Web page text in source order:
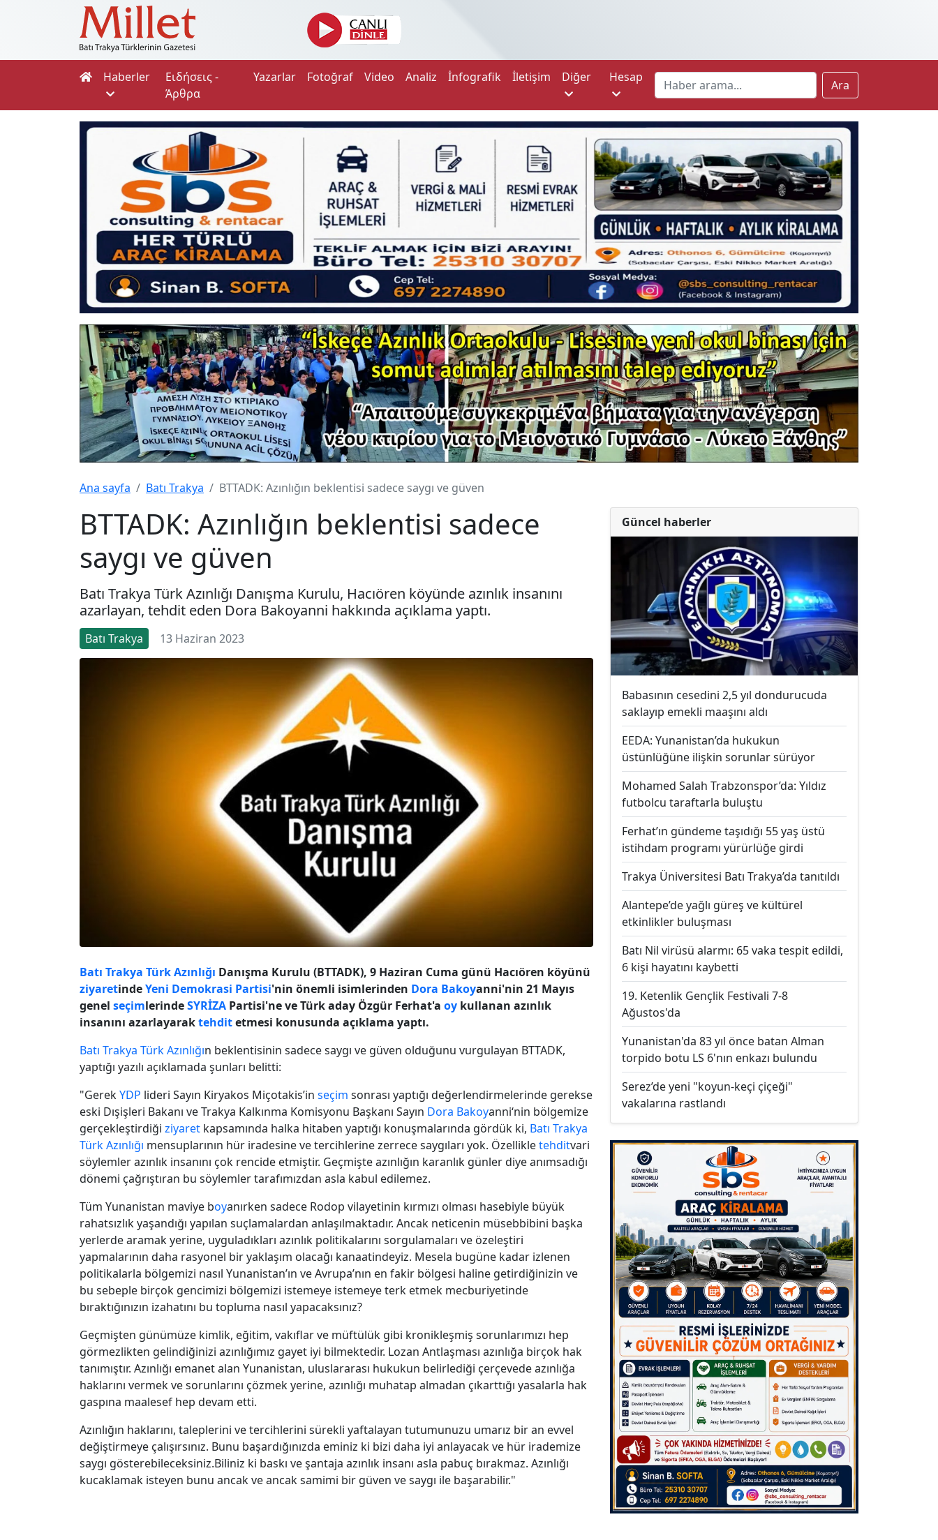
Haberler
Ειδήσεις -
Άρθρα
Yazarlar Fotoğraf Video Analiz İnfografik İletişim Diğer Hesap
Ara
Ana sayfa Batı Trakya BTTADK: Azınlığın beklentisi sadece saygı ve güven
BTTADK: Azınlığın beklentisi sadece
saygı ve güven
Batı Trakya Türk Azınlığı Danışma Kurulu, Hacıören köyünde azınlık insanını
azarlayan, tehdit eden Dora Bakoyanni hakkında açıklama yaptı.
Batı Trakya 13 Haziran 2023
Batı Trakya Türk Azınlığı Danışma Kurulu (BTTADK), 9 Haziran Cuma günü Hacıören köyünü
ziyaretindeYeni Demokrasi Partisi'nin önemli isimlerinden Dora Bakoyanni'nin 21 Mayıs
genel seçimlerindeSYRİZA Partisi'ne ve Türk aday Özgür Ferhat'a oy kullanan azınlık
insanını azarlayaraktehditetmesi konusunda açıklama yaptı.
Batı Trakya Türk Azınlığın beklentisinin sadece saygı ve güven olduğunu vurgulayan BTTADK,
yaptığı yazılı açıklamada şunları belitti:
"GerekYDP lideri Sayın Kiryakos Miçotakis’in seçim sonrası yaptığı değerlendirmelerinde gerekse
eski Dışişleri Bakanı ve Trakya Kalkınma Komisyonu Başkanı Sayın Dora Bakoyanni‘nin bölgemize
gerçekleştirdiği ziyaret kapsamında halka hitaben yaptığı konuşmalarında gördük ki, Batı Trakya
Türk Azınlığı mensuplarının hür iradesine ve tercihlerine zerrece saygıları yok. Özellikletehditvari
söylemler azınlık insanını çok rencide etmiştir. Geçmişte azınlığın karanlık günler diye anımsadığı
dönemi çağrıştıran bu söylemler tarafımızdan asla kabul edilemez.
Tüm Yunanistan maviye boyanırken sadece Rodop vilayetinin kırmızı olması hasebiyle büyük
rahatsızlık yaşandığı yapılan suçlamalardan anlaşılmaktadır. Ancak neticenin müsebbibini başka
yerlerde aramak yerine, uyguladıkları azınlık politikalarını sorgulamaları ve özeleştiri
yapmalarının daha rasyonel bir yaklaşım olacağı kanaatindeyiz. Mesela bugüne kadar izlenen
politikalarla bölgemizi nasıl Yunanistan’ın ve Avrupa’nın en fakir bölgesi haline getirdiğinizin ve
bu sebeple birçok gencimizi bölgemizi istemeye istemeye terk etmek mecburiyetinde
bıraktığınızın izahatını bu topluma nasıl yapacaksınız?
Geçmişten günümüze kimlik, eğitim, vakıflar ve müftülük gibi kronikleşmiş sorunlarımızı hep
görmezlikten gelindiğinizi azınlığımız gayet iyi bilmektedir. Lozan Antlaşması azınlığa birçok hak
tanımıştır. Azınlığı emanet alan Yunanistan, uluslararası hukukun belirlediği çerçevede azınlığa
haklarını vermek ve sorunlarını çözmek yerine, azınlığı muhatap almadan çıkarttığı yasalarla hak
gaspına maalesef hep devam etti.
Azınlığın haklarını, taleplerini ve tercihlerini sürekli yaftalayan tutumunuzu umarız bir an evvel
değiştirmeye çalışırsınız. Bunu başardığınızda eminiz ki bizi daha iyi anlayacak ve hür irademize
saygı gösterebileceksiniz.Biliniz ki baskı ve şantaja azınlık insanı asla pabuç bırakmaz. Azınlığı
kucaklamak isteyen bunu ancak ve ancak samimi bir güven ve saygı ile başarabilir."
Güncel haberler
Babasının cesedini 2,5 yıl dondurucuda
saklayıp emekli maaşını aldı
EEDA: Yunanistan’da hukukun
üstünlüğüne ilişkin sorunlar sürüyor
Mohamed Salah Trabzonspor’da: Yıldız
futbolcu taraftarla buluştu
Ferhat’ın gündeme taşıdığı 55 yaş üstü
istihdam programı yürürlüğe girdi
Trakya Üniversitesi Batı Trakya’da tanıtıldı
Alantepe’de yağlı güreş ve kültürel
etkinlikler buluşması
Batı Nil virüsü alarmı: 65 vaka tespit edildi,
6 kişi hayatını kaybetti
19. Ketenlik Gençlik Festivali 7-8
Ağustos'da
Yunanistan'da 83 yıl önce batan Alman
torpido botu LS 6'nın enkazı bulundu
Serez’de yeni "koyun-keçi çiçeği"
vakalarına rastlandı